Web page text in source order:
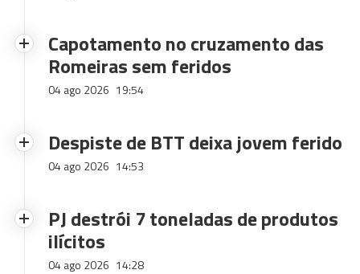
Capotamento no cruzamento das
Romeiras sem feridos
04 ago 2026 19:54
Despiste de BTT deixa jovem ferido
04 ago 2026 14:53
PJ destrói 7 toneladas de produtos
ilícitos
04 ago 2026 14:28